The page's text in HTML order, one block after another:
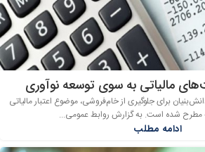
مالیاتی به سوی توسعه نوآوری
دانش‌بنیان برای جلوگیری از خام‌فروشی، موضوع اعتبار مالیاتی
مطرح شده است. به گزارش روابط عمومی...
ادامه مطلب